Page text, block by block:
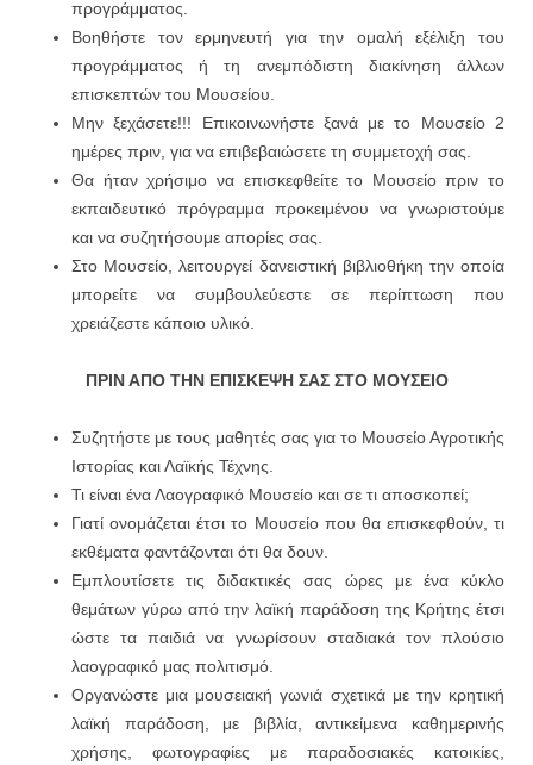
προγράμματος.
Βοηθήστε τον ερμηνευτή για την ομαλή εξέλιξη του
προγράμματος ή τη ανεμπόδιστη διακίνηση άλλων
επισκεπτών του Μουσείου.
Μην ξεχάσετε!!! Επικοινωνήστε ξανά με το Μουσείο 2
ημέρες πριν, για να επιβεβαιώσετε τη συμμετοχή σας.
Θα ήταν χρήσιμο να επισκεφθείτε το Μουσείο πριν το
εκπαιδευτικό πρόγραμμα προκειμένου να γνωριστούμε
και να συζητήσουμε απορίες σας.
Στο Μουσείο, λειτουργεί δανειστική βιβλιοθήκη την οποία
μπορείτε να συμβουλεύεστε σε περίπτωση που
χρειάζεστε κάποιο υλικό.
ΠΡΙΝ ΑΠΟ ΤΗΝ ΕΠΙΣΚΕΨΗ ΣΑΣ ΣΤΟ ΜΟΥΣΕΙΟ
Συζητήστε με τους μαθητές σας για το Μουσείο Αγροτικής
Ιστορίας και Λαϊκής Τέχνης.
Τι είναι ένα Λαογραφικό Μουσείο και σε τι αποσκοπεί;
Γιατί ονομάζεται έτσι το Μουσείο που θα επισκεφθούν, τι
εκθέματα φαντάζονται ότι θα δουν.
Εμπλουτίσετε τις διδακτικές σας ώρες με ένα κύκλο
θεμάτων γύρω από την λαϊκή παράδοση της Κρήτης έτσι
ώστε τα παιδιά να γνωρίσουν σταδιακά τον πλούσιο
λαογραφικό μας πολιτισμό.
Οργανώστε μια μουσειακή γωνιά σχετικά με την κρητική
λαϊκή παράδοση, με βιβλία, αντικείμενα καθημερινής
χρήσης, φωτογραφίες με παραδοσιακές κατοικίες,